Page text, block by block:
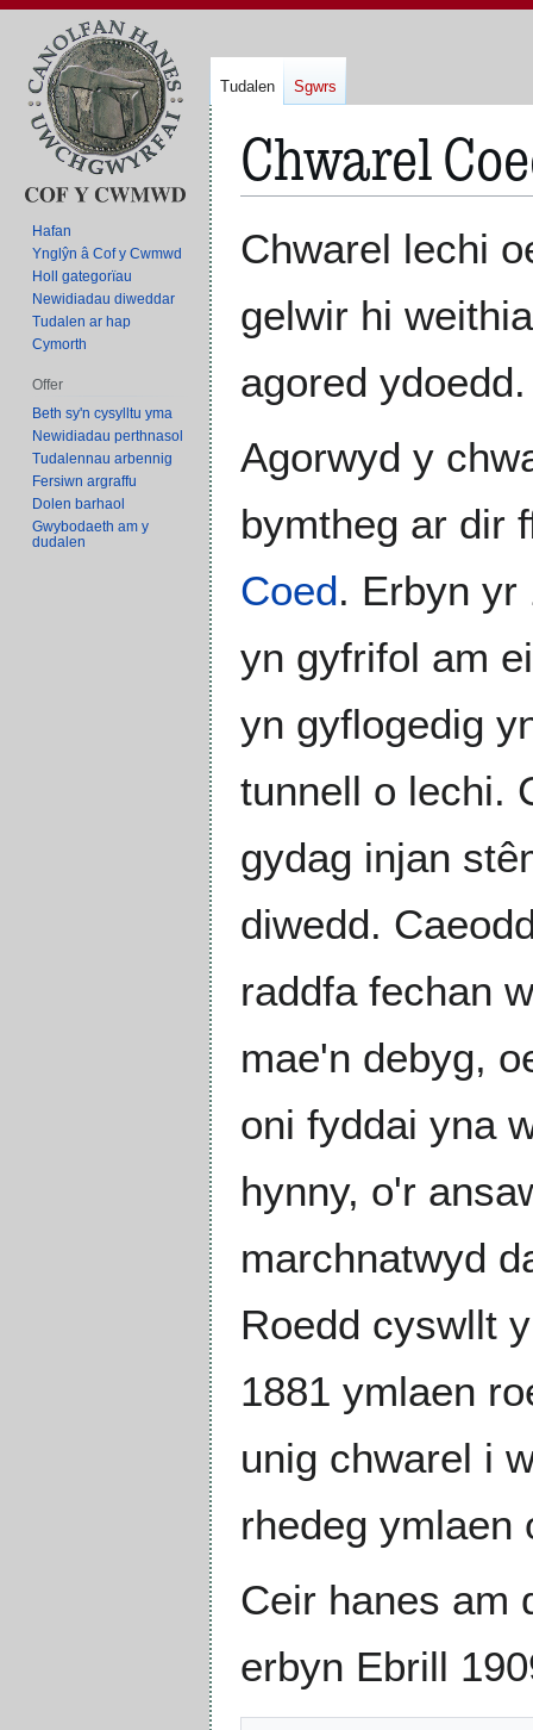
Chwarel
i'r
llywio
i'r
chwilio
Chwarel lechi
gelwir hi
agored ydoedd.
Agorwyd y
bymtheg ar dir
Coed. Erbyn yr
yn gyfrifol am
yn gyflogedig
tunnell o lechi.
gydag injan
diwedd.
raddfa fechan
mae'n debyg,
oni fyddai yna
hynny, o'r
marchnatwyd
Roedd cyswllt
1881 ymlaen
unig chwarel i
rhedeg ymlaen
Ceir hanes am
erbyn Ebrill
Tudalen Sgwrs
Hafan
Ynglŷn â Cof y Cwmwd
Holl gategorïau
Newidiadau diweddar
Tudalen ar hap
Cymorth
Offer
Beth sy'n cysylltu yma
Newidiadau perthnasol
Tudalennau arbennig
Fersiwn argraffu
Dolen barhaol
Gwybodaeth am y
dudalen